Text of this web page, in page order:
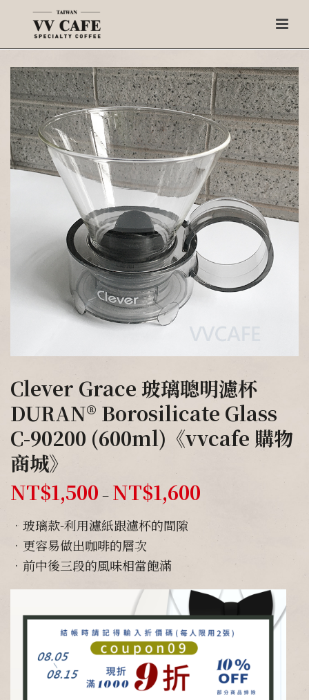
Clever Grace 玻璃聰明濾杯
DURAN® Borosilicate Glass
C-90200 (600ml)《vvcafe 購物
商城》
NT$1,500 – NT$1,600
•玻璃款-利用濾紙跟濾杯的間隙
•更容易做出咖啡的層次
•前中後三段的風味相當飽滿